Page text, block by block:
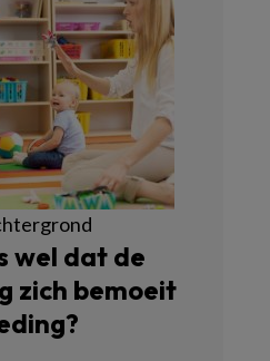
wel dat de
zich bemoeit